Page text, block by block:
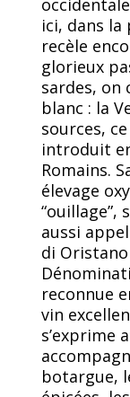
ici, dans
recèle
glorieux
sardes, on
blanc : la
sources,
introduit
Romains.
élevage
“ouillage”,
aussi
di
reconnue
vin
s’exprime
botargue,